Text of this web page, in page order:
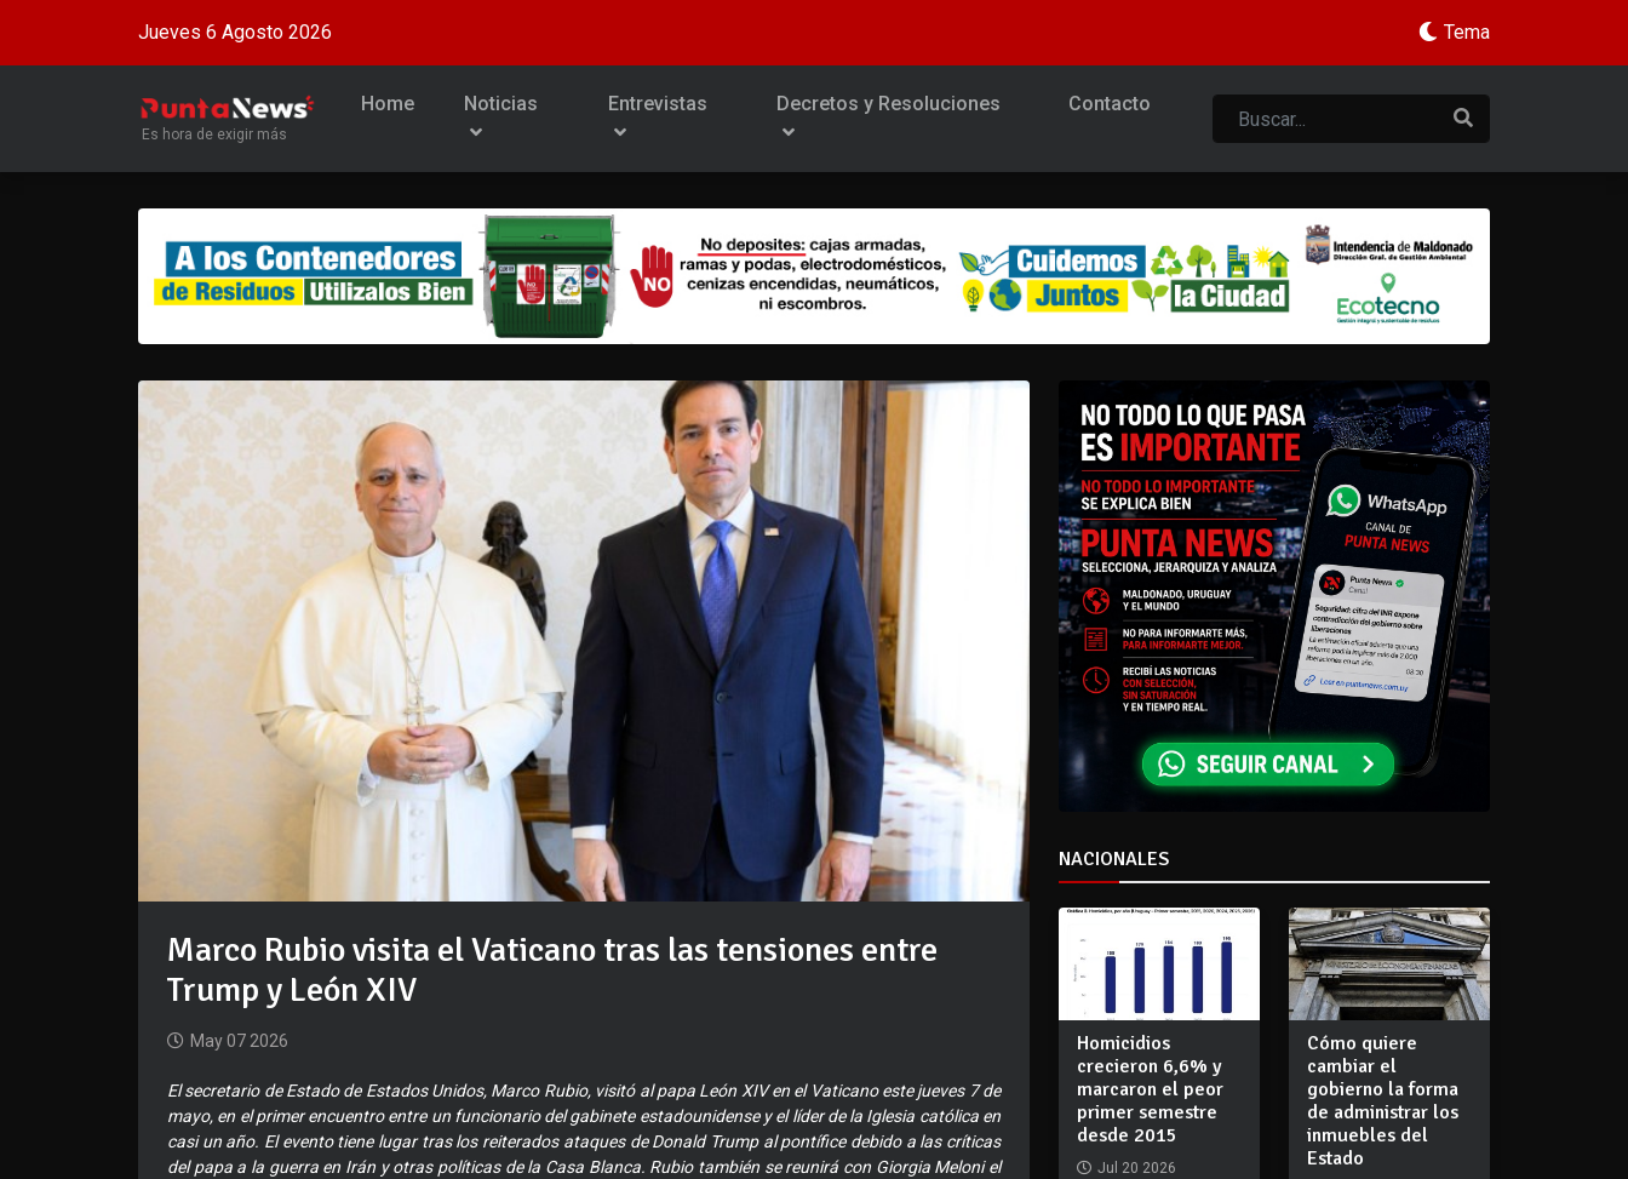
Jueves 6 Agosto 2026 Tema
Es hora de exigir más
Home Noticias Entrevistas Decretos y Resoluciones Contacto
Marco Rubio visita el Vaticano tras las tensiones entre
Trump y León XIV
May 07 2026
El secretario de Estado de Estados Unidos, Marco Rubio, visitó al papa León XIV en el Vaticano este jueves 7 de
mayo, en el primer encuentro entre un funcionario del gabinete estadounidense y el líder de la Iglesia católica en
casi un año. El evento tiene lugar tras los reiterados ataques de Donald Trump al pontífice debido a las críticas
del papa a la guerra en Irán y otras políticas de la Casa Blanca. Rubio también se reunirá con Giorgia Meloni el
NACIONALES
Homicidios
crecieron 6,6% y
marcaron el peor
primer semestre
desde 2015
Jul 20 2026
Cómo quiere
cambiar el
gobierno la forma
de administrar los
inmuebles del
Estado